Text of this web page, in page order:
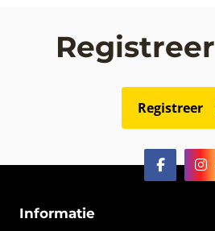
Registreer
Informatie